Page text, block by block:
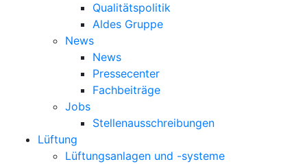
Qualitätspolitik
Aldes Gruppe
News
News
Pressecenter
Fachbeiträge
Jobs
Stellenausschreibungen
Lüftung
Lüftungsanlagen und -systeme